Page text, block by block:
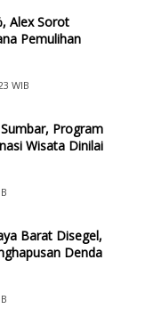
Alex Sorot
Pemulihan
WIB
Program
Wisata Dinilai
Barat Disegel,
Denda